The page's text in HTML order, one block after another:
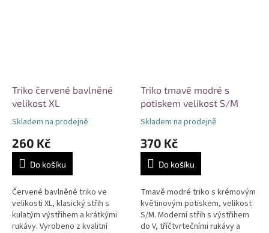
Triko červené bavlněné
velikost XL
Skladem na prodejně
260 Kč
Do košíku
Červené bavlněné triko ve
velikosti XL, klasický střih s
kulatým výstřihem a krátkými
rukávy. Vyrobeno z kvalitní
Triko tmavě modré s
potiskem velikost S/M
Skladem na prodejně
370 Kč
Do košíku
Tmavě modré triko s krémovým
květinovým potiskem, velikost
S/M. Moderní střih s výstřihem
do V, tříčtvrtečními rukávy a